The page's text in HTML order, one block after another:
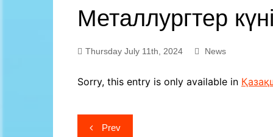
Structure
Contacts
The son
In the flow
Металлургтер
Thursday July 11th, 2024 News
Sorry, this entry is only available in
Post
Prev